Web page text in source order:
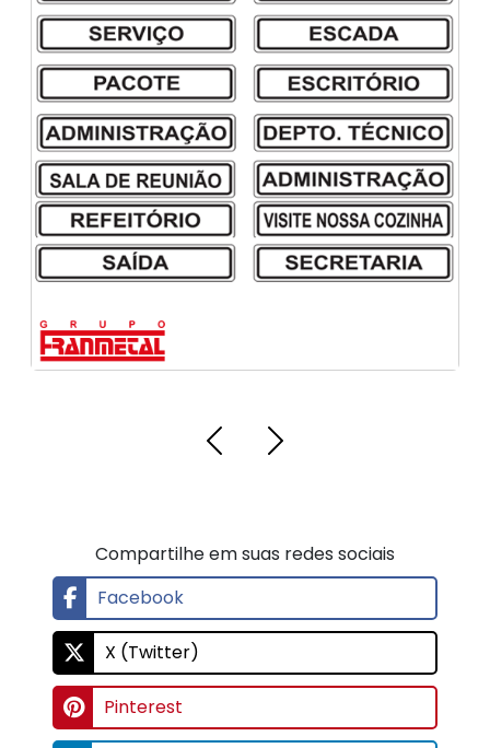
Sinalização para armazénsplacas de sinalização
Compartilhe em suas redes sociais
Facebook
X (Twitter)
Pinterest